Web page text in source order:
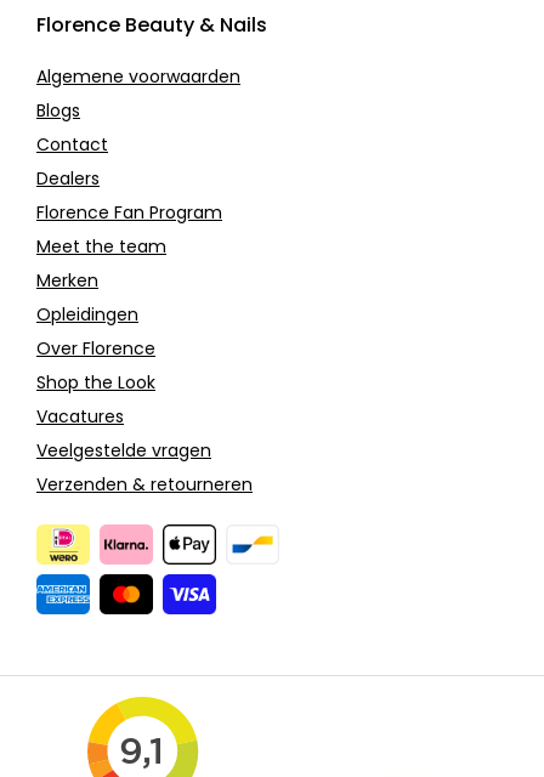
Florence Beauty & Nails
Algemene voorwaarden
Blogs
Contact
Dealers
Florence Fan Program
Meet the team
Merken
Opleidingen
Over Florence
Shop the Look
Vacatures
Veelgestelde vragen
Verzenden & retourneren